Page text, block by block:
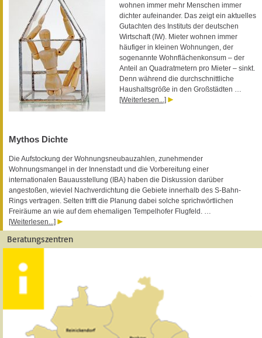
wohnen immer mehr Menschen immer
dichter aufeinander. Das zeigt ein aktuelles
Gutachten des Instituts der deutschen
Wirtschaft (IW). Mieter wohnen immer
häufiger in kleinen Wohnungen, der
sogenannte Wohnflächenkonsum – der
Anteil an Quadratmetern pro Mieter – sinkt.
Denn während die durchschnittliche
Haushaltsgröße in den Großstädten …
[Weiterlesen...]
Mythos Dichte
Die Aufstockung der Wohnungsneubauzahlen, zunehmender
Wohnungsmangel in der Innenstadt und die Vorbereitung einer
internationalen Bauausstellung (IBA) haben die Diskussion darüber
angestoßen, wieviel Nachverdichtung die Gebiete innerhalb des S-Bahn-
Rings vertragen. Selten trifft die Planung dabei solche sprichwörtlichen
Freiräume an wie auf dem ehemaligen Tempelhofer Flugfeld. …
[Weiterlesen...]
Beratungszentren